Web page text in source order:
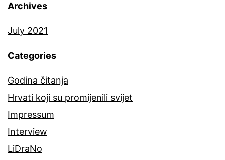
Archives
July 2021
Categories
Godina čitanja
Hrvati koji su promijenili svijet
Impressum
Interview
LiDraNo